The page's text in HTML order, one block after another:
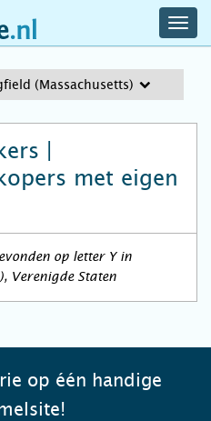
(Massachusetts)
|
met eigen
op letter Y in
Verenigde Staten
op één handige